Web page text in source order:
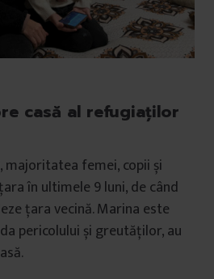
casă al refugiaților
majoritatea femei, copii și
în ultimele 9 luni, de când
țara vecină. Marina este
pericolului și greutăților, au